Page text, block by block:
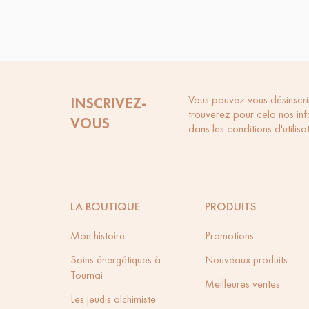
INSCRIVEZ-
VOUS
Vous pouvez vous
trouverez pour cela nos
dans les conditions
LA BOUTIQUE
Mon histoire
Soins énergétiques à
Tournai
Les jeudis alchimiste
PRODUITS
Promotions
Nouveaux produits
Meilleures ventes